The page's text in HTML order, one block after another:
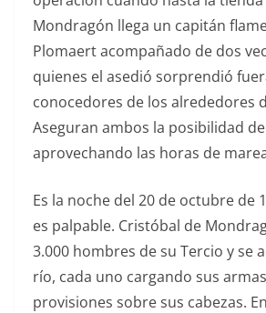
Mondragón llega un capitán
Plomaert acompañado de dos
quienes el asedió sorprendió
conocedores de los alrededores
Aseguran ambos la posibilidad
aprovechando las horas de
Es la noche del 20 de octubre de
es palpable. Cristóbal de
3.000 hombres de su Tercio y se
río, cada uno cargando sus
provisiones sobre sus cabezas.